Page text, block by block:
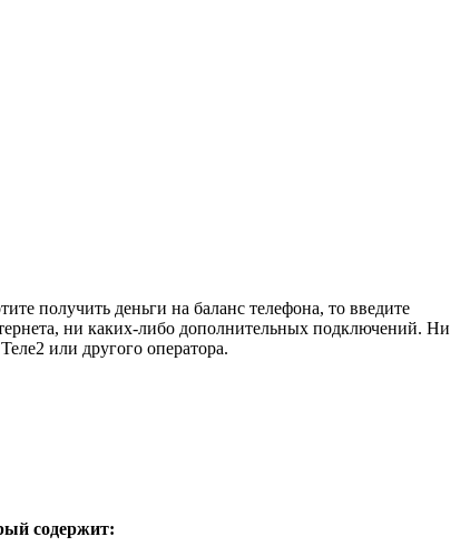
получить деньги на баланс телефона, то введите
ни каких-либо дополнительных подключений. Ни
или другого оператора.
содержит: